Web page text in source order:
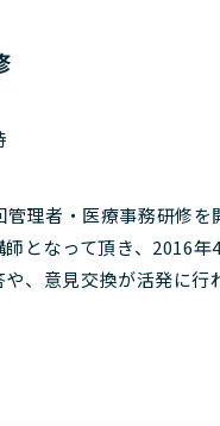
理者・医療事務研修を
となって頂き、2016
、意見交換が活発に行